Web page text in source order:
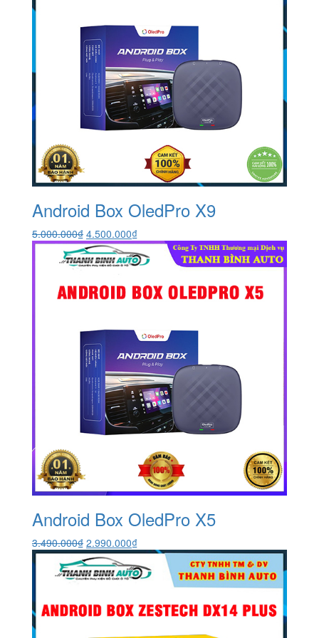
Android Box OledPro X9
5.000.000₫ Giá
gốc
là:
4.500.000₫Giá
hiện
tại
4.500.000₫.
Android Box OledPro X5
3.490.000₫ Giá
gốc
là:
3.490.000₫.
2.990.000₫Giá
hiện
tại